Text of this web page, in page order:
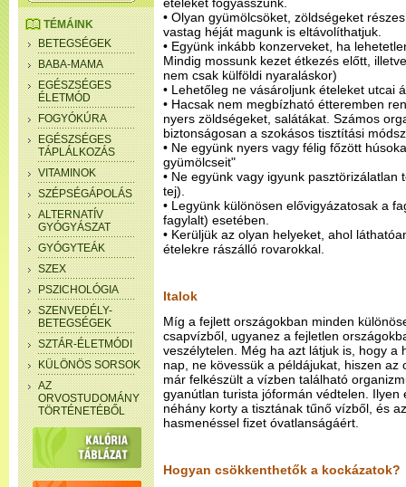
TÉMÁINK
BETEGSÉGEK
BABA-MAMA
EGÉSZSÉGES
ÉLETMÓD
FOGYÓKÚRA
EGÉSZSÉGES
TÁPLÁLKOZÁS
VITAMINOK
SZÉPSÉGÁPOLÁS
ALTERNATÍV
GYÓGYÁSZAT
GYÓGYTEÁK
SZEX
PSZICHOLÓGIA
SZENVEDÉLY-
BETEGSÉGEK
SZTÁR-ÉLETMÓDI
KÜLÖNÖS SORSOK
AZ
ORVOSTUDOMÁNY
TÖRTÉNETÉBŐL
• Olyan gyümölcsöket, zöldségeket
vastag héját magunk is eltávolíthatjuk.
• Együnk inkább konzerveket, ha
Mindig mossunk kezet étkezés előtt,
nem csak külföldi nyaraláskor)
• Lehetőleg ne vásároljunk ételeket utcai
• Hacsak nem megbízható étteremben
nyers zöldségeket, salátákat. Számos
biztonságosan a szokásos tisztítási
• Ne együnk nyers vagy félig főzött
gyümölcseit"
• Ne együnk vagy igyunk pasztörizálatlan
tej).
• Legyünk különösen elővigyázatosak a
fagylalt) esetében.
• Kerüljük az olyan helyeket, ahol
ételekre rászálló rovarokkal.
Italok
Míg a fejlett országokban minden
csapvízből, ugyanez a fejletlen
veszélytelen. Még ha azt látjuk is, hogy a
nap, ne kövessük a példájukat, hiszen az
már felkészült a vízben található
gyanútlan turista jóformán védtelen. Ilyen
néhány korty a tisztának tűnő vízből, és
hasmenéssel fizet óvatlanságáért.
Hogyan csökkenthetők a kockázatok?